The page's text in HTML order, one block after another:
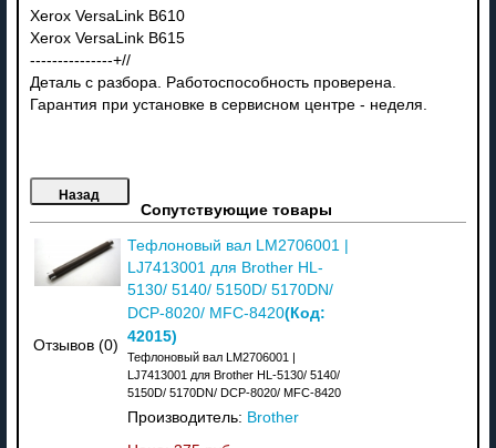
Xerox VersaLink B610
Xerox VersaLink B615
---------------+//
Деталь с разбора. Работоспособность проверена.
Гарантия при установке в сервисном центре - неделя.
Сопутствующие товары
Отзывов (0)
Тефлоновый вал LM2706001 |
LJ7413001 для Brother HL-
5130/ 5140/ 5150D/ 5170DN/
DCP-8020/ MFC-8420(Код:
42015)
Тефлоновый вал LM2706001 |
LJ7413001 для Brother HL-5130/ 5140/
5150D/ 5170DN/ DCP-8020/ MFC-8420
Производитель: Brother